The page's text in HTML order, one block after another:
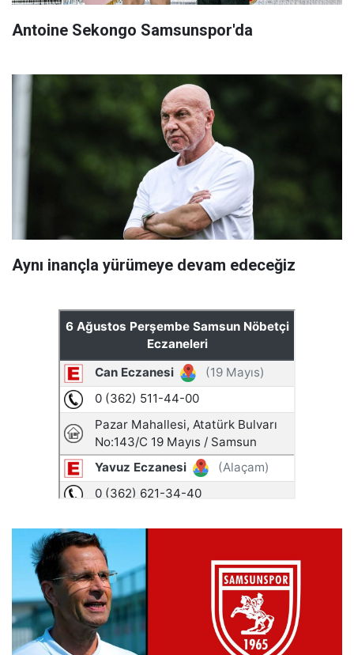
Antoine Sekongo Samsunspor'da
Aynı inançla yürümeye devam edeceğiz